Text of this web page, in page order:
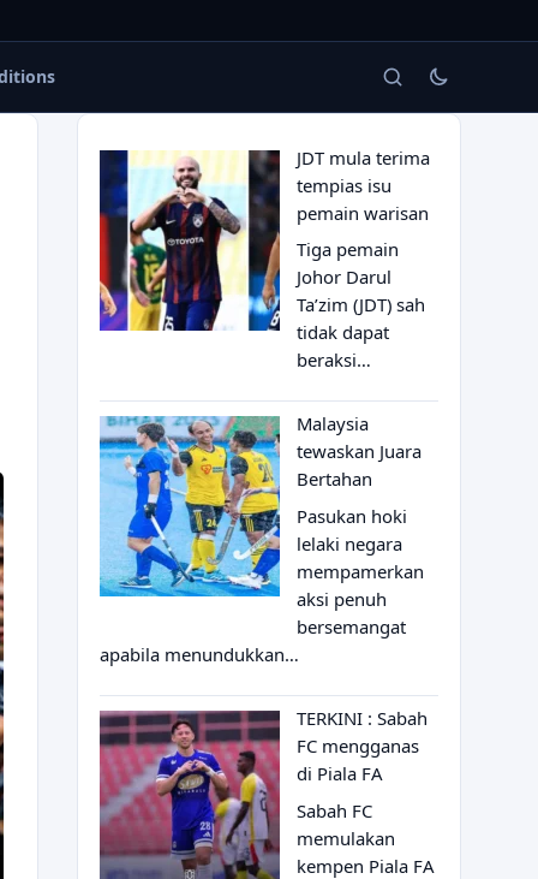
JDT mula terima
tempias isu
pemain warisan
Tiga pemain
Johor Darul
Ta’zim (JDT) sah
tidak dapat
beraksi…
Malaysia
tewaskan Juara
Bertahan
Pasukan hoki
lelaki negara
mempamerkan
aksi penuh
bersemangat
apabila menundukkan…
TERKINI : Sabah
FC mengganas
di Piala FA
Sabah FC
memulakan
kempen Piala FA